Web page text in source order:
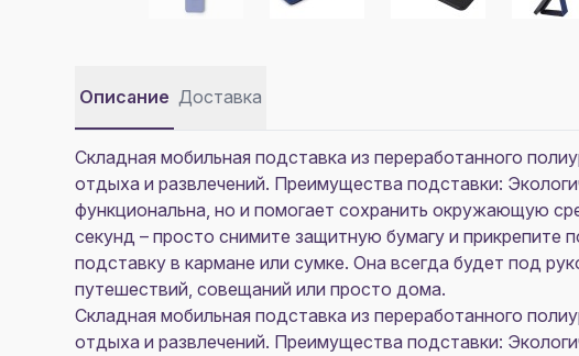
Описание Доставка
Складная мобильная подставка из переработанного
отдыха и развлечений. Преимущества подставки:
функциональна, но и помогает сохранить окружающую
секунд – просто снимите защитную бумагу и
подставку в кармане или сумке. Она всегда будет под
путешествий, совещаний или просто дома.
Складная мобильная подставка из переработанного
отдыха и развлечений. Преимущества подставки: